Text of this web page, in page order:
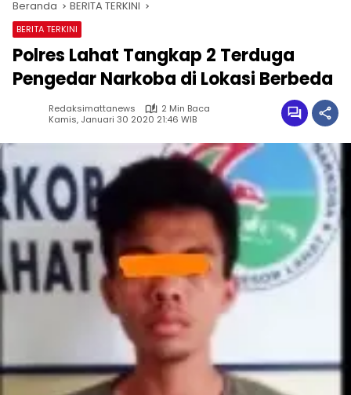
Beranda BERITA TERKINI
BERITA TERKINI
Polres Lahat Tangkap 2 Terduga
Pengedar Narkoba di Lokasi Berbeda
Redaksimattanews
2 Min Baca
Kamis, Januari 30 2020 21:46 WIB